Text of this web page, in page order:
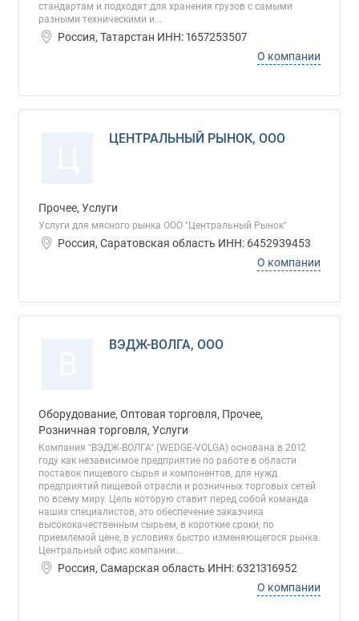
стандартам и подходят для хранения грузов с самыми
разными техническими и...
Россия, Татарстан ИНН: 1657253507
О компании
ЦЕНТРАЛЬНЫЙ РЫНОК, ООО
Прочее, Услуги
Услуги для мясного рынка ООО "Центральный Рынок"
Россия, Саратовская область ИНН: 6452939453
О компании
ВЭДЖ-ВОЛГА, ООО
Оборудование, Оптовая торговля, Прочее,
Розничная торговля, Услуги
Компания "ВЭДЖ-ВОЛГА" (WEDGE-VOLGA) основана в 2012
году как независимое предприятие по работе в области
поставок пищевого сырья и компонентов, для нужд
предприятий пищевой отрасли и розничных торговых сетей
по всему миру. Цель которую ставит перед собой команда
наших специалистов, это обеспечение заказчика
высококачественным сырьем, в короткие сроки, по
приемлемой цене, в условиях быстро изменяющегося рынка.
Центральный офис компании...
Россия, Самарская область ИНН: 6321316952
О компании